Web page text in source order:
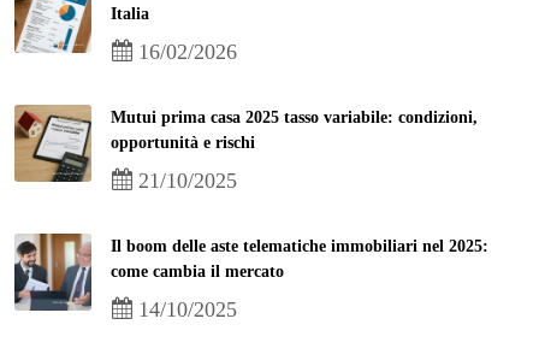
Italia
16/02/2026
Mutui prima casa 2025 tasso variabile: condizioni,
opportunità e rischi
21/10/2025
Il boom delle aste telematiche immobiliari nel 2025:
come cambia il mercato
14/10/2025